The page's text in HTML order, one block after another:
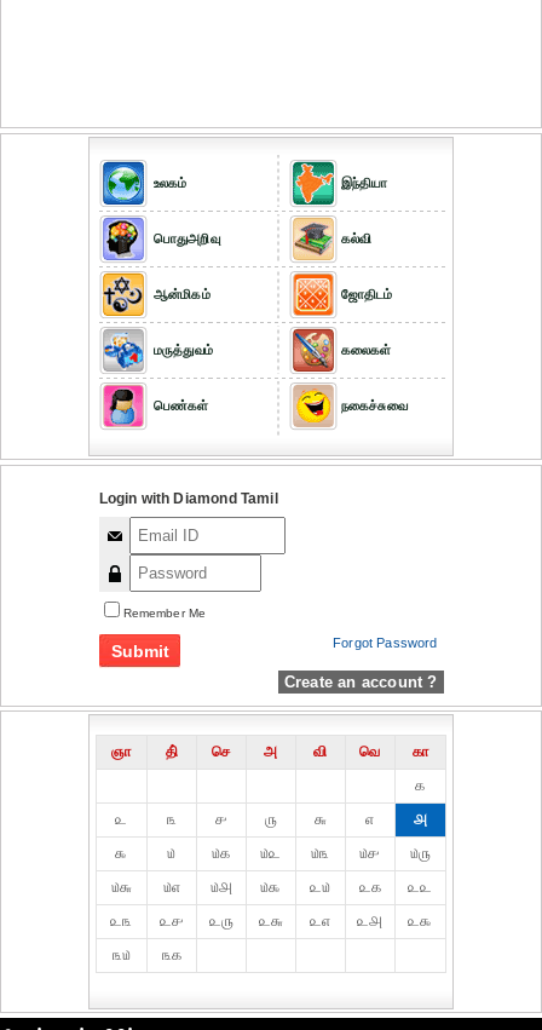
உலகம்
பொதுஅறிவு
ஆன்மிகம்
மருத்துவம்
பெண்கள்
இந்தியா
கல்வி
ஜோதிடம்
கலைகள்
நகைச்சுவை
Login with Diamond Tamil
Remember Me
Forgot Password
Create an account ?
ஞா தி் செ அ வி வெ
கா
௧
௨
௩ ௪ ௫ ௬ ௭
௮
௯
௰ ௰௧ ௰௨ ௰௩ ௰௪
௰௫
௰௬
௰௭ ௰௮ ௰௯ ௨௰ ௨௧
௨௨
௨௩
௨௪ ௨௫ ௨௬ ௨௭ ௨௮
௨௯
௩௰
௩௧